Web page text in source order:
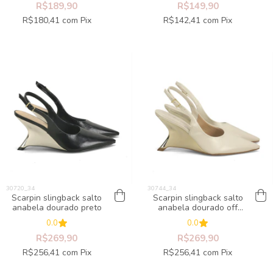
R$189,90
R$180,41 com Pix
R$149,90
R$142,41 com Pix
Scarpin slingback salto
anabela dourado preto
0.0
R$269,90
R$256,41 com Pix
Scarpin slingback salto
anabela dourado off
white
0.0
R$269,90
R$256,41 com Pix